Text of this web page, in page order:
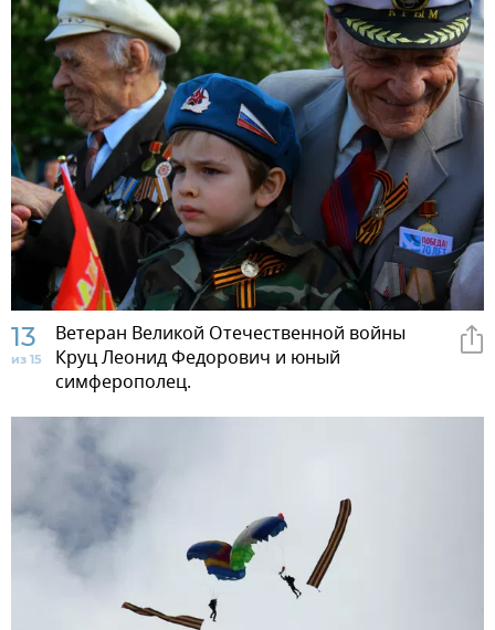
13
из 15
Ветеран Великой Отечественной войны
Круц Леонид Федорович и юный
симферополец.